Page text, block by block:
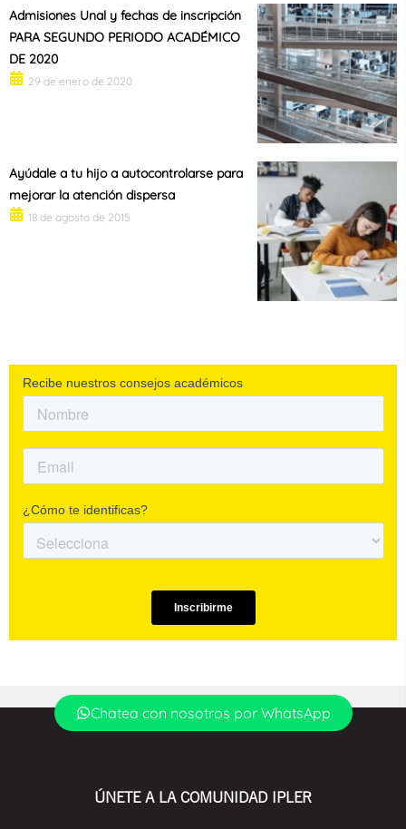
Admisiones Unal y fechas de inscripción
PARA SEGUNDO PERIODO ACADÉMICO
DE 2020
29 de enero de 2020
Ayúdale a tu hijo a autocontrolarse para
mejorar la atención dispersa
18 de agosto de 2015
Chatea con nosotros por WhatsApp
ÚNETE A LA COMUNIDAD IPLER